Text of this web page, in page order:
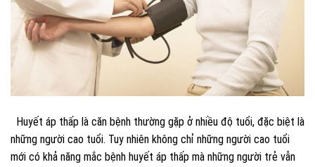
Huyết áp thấp là căn bệnh thường gặp ở nhiều độ tuổi, đặc biệt là
những người cao tuổi. Tuy nhiên không chỉ những người cao tuổi
mới có khả năng mắc bệnh huyết áp thấp mà những người trẻ vẫn